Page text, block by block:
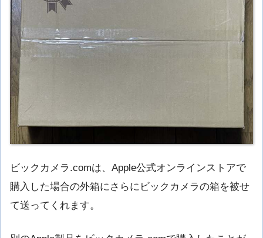
ビックカメラ.comは、Apple公式オンラインストアで
購入した場合の外箱にさらにビックカメラの箱を被せ
て送ってくれます。